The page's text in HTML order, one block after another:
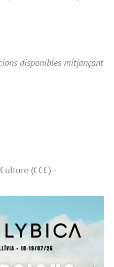
disponibles mitjançant
(CCC) ·